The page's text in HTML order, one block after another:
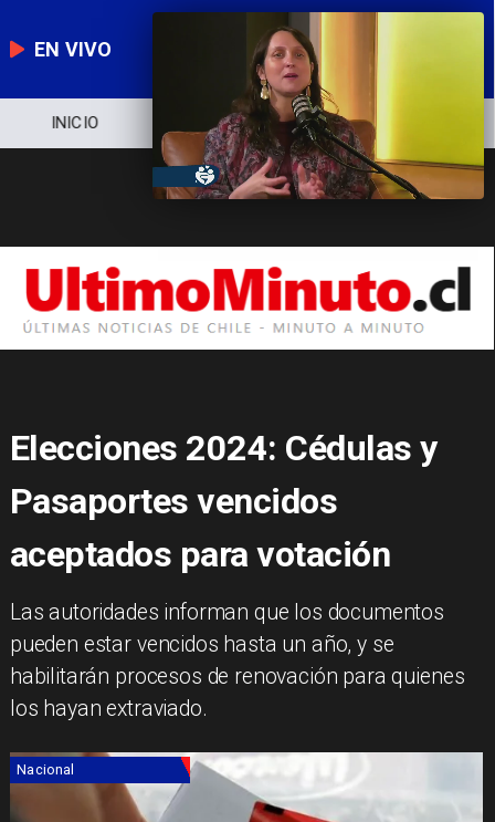
EN VIVO
NOTICIERO POLÍTICA ECONOMÍA
Elecciones 2024: Cédulas y
Pasaportes vencidos
aceptados para votación
​Las autoridades informan que los documentos
pueden estar vencidos hasta un año, y se
habilitarán procesos de renovación para quienes
los hayan extraviado.
Nacional